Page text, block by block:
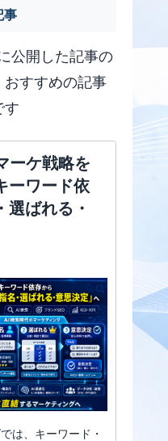
事
公開した記事の
おすすめの記事
す
ーケ戦略を
ーワード依
選ばれる・
は、キーワード・